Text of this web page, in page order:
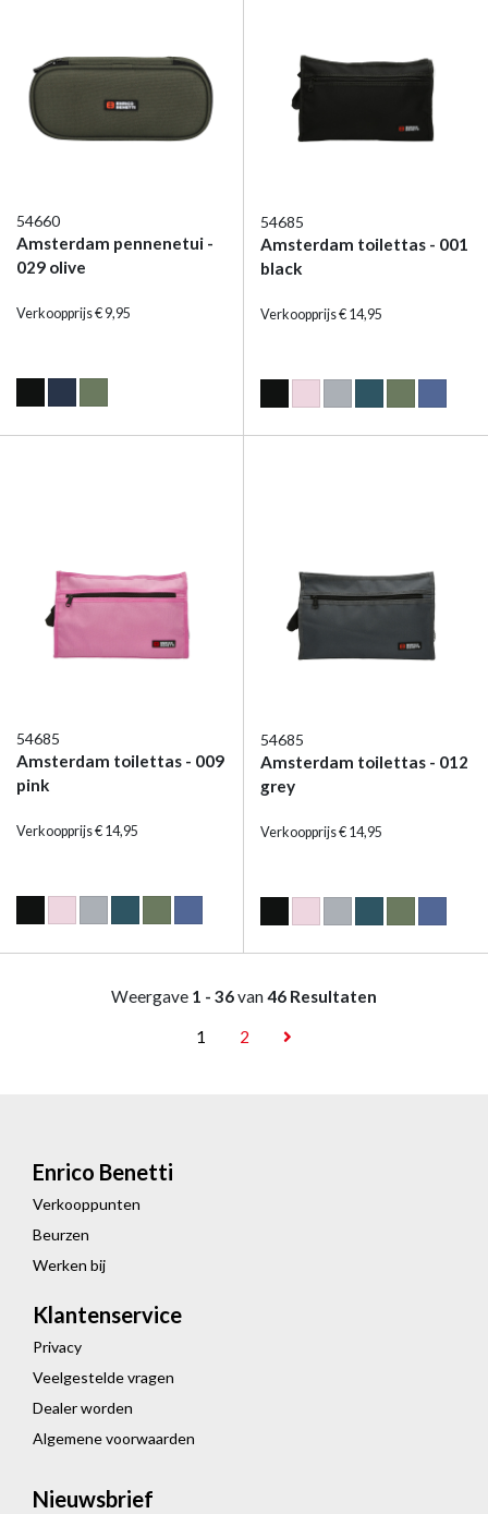
54660
Amsterdam pennenetui -
029 olive
Verkoopprijs € 9,95
54685
Amsterdam toilettas - 001
black
Verkoopprijs € 14,95
54685
Amsterdam toilettas - 009
pink
Verkoopprijs € 14,95
54685
Amsterdam toilettas - 012
grey
Verkoopprijs € 14,95
Weergave 1 - 36van46 Resultaten
1 2
Enrico Benetti
Verkooppunten
Beurzen
Werken bij
Klantenservice
Privacy
Veelgestelde vragen
Dealer worden
Algemene voorwaarden
Nieuwsbrief